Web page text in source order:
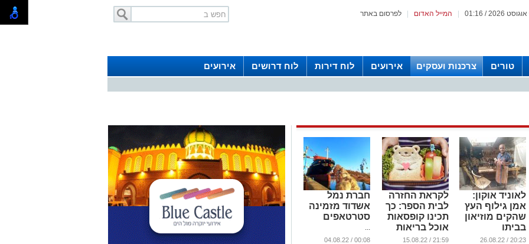
לפרסום באתר המייל האדום
טורים צרכנות ועסקים אירועים לוח דירות לוח דרושים אירועים
לאוניד אוקון:
אמן גילוף העץ
שהקים מוזיאון
בביתו
...
20:23 / 26.08.22
לקראת החזרה
לבית הספר: כך
תכינו קופסאות
אוכל בריאות
ומזינות
21:59 / 15.08.22
חברת נמל
אשדוד מזמינה
סטרטאפים
...
00:08 / 04.08.22